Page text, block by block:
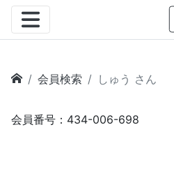
会員検索 しゅう さん
会員番号：434-006-698